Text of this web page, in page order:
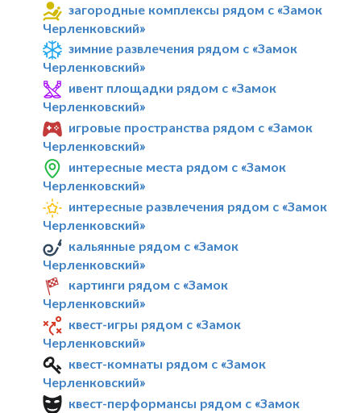
загородные комплексы рядом с «Замок
Черленковский»
зимние развлечения рядом с «Замок
Черленковский»
ивент площадки рядом с «Замок
Черленковский»
игровые пространства рядом с «Замок
Черленковский»
интересные места рядом с «Замок
Черленковский»
интересные развлечения рядом с «Замок
Черленковский»
кальянные рядом с «Замок
Черленковский»
картинги рядом с «Замок
Черленковский»
квест-игры рядом с «Замок
Черленковский»
квест-комнаты рядом с «Замок
Черленковский»
квест-перформансы рядом с «Замок